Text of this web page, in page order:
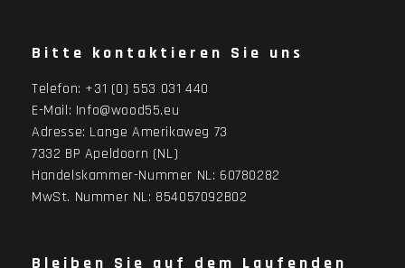
Bitte kontaktieren Sie uns
Telefon: +31 (0) 553 031 440
E-Mail: Info@wood55.eu
Adresse: Lange Amerikaweg 73
7332 BP Apeldoorn (NL)
Handelskammer-Nummer NL: 60780282
MwSt. Nummer NL: 854057092B02
Bleiben Sie auf dem Laufenden